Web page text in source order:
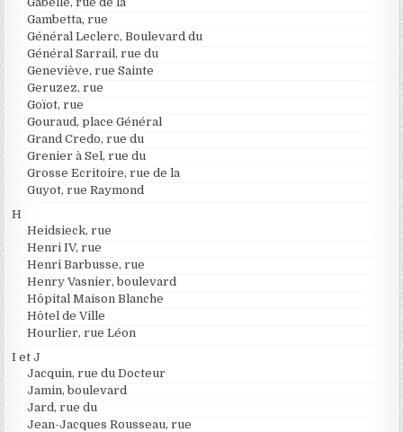
Gambetta, rue
Général Leclerc, Boulevard du
Général Sarrail, rue du
Geneviève, rue Sainte
Geruzez, rue
Goïot, rue
Gouraud, place Général
Grand Credo, rue du
Grenier à Sel, rue du
Grosse Ecritoire, rue de la
Guyot, rue Raymond
H
Heidsieck, rue
Henri IV, rue
Henri Barbusse, rue
Henry Vasnier, boulevard
Hôpital Maison Blanche
Hôtel de Ville
Hourlier, rue Léon
I et J
Jacquin, rue du Docteur
Jamin, boulevard
Jard, rue du
Jean-Jacques Rousseau, rue